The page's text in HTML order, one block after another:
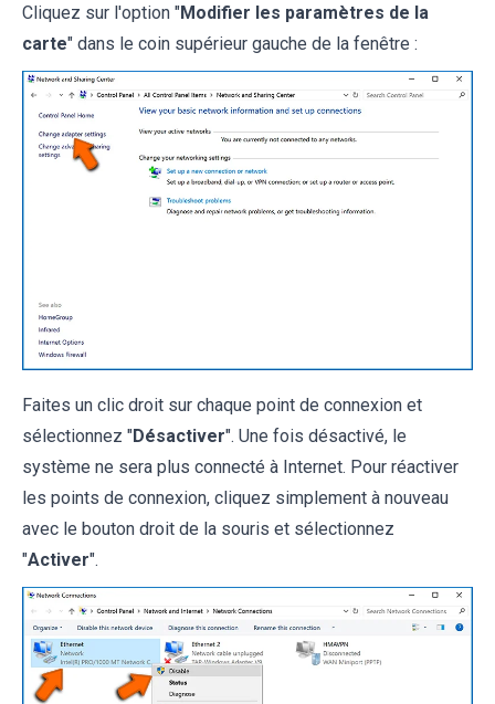
Cliquez sur l'option "Modifier les paramètres de la
carte" dans le coin supérieur gauche de la fenêtre :
Faites un clic droit sur chaque point de connexion et
sélectionnez "Désactiver". Une fois désactivé, le
système ne sera plus connecté à Internet. Pour réactiver
les points de connexion, cliquez simplement à nouveau
avec le bouton droit de la souris et sélectionnez
"Activer".